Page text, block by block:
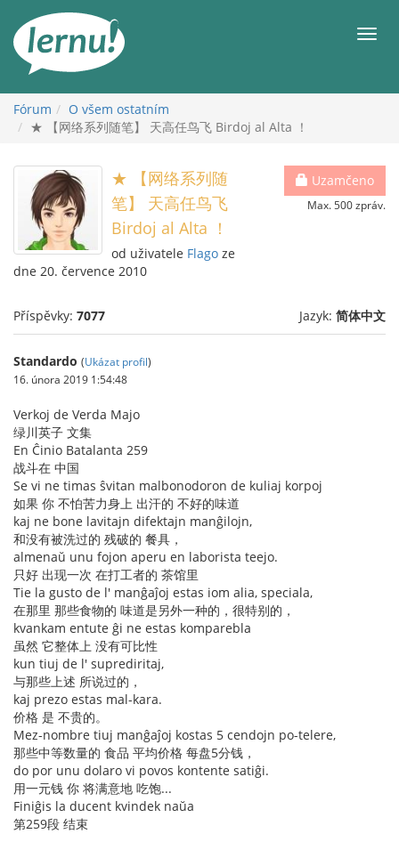
obsahu
Fórum
O všem ostatním
★ 【网络系列随笔】 天高任鸟飞 Birdoj al Alta ！
Uzamčeno
Max. 500 zpráv.
★ 【网络系列随
笔】 天高任鸟飞
Birdoj al Alta ！
od uživatele Flago ze
dne 20. července 2010
Příspěvky: 7077 Jazyk: 简体中文
Standardo (Ukázat profil)
16. února 2019 1:54:48
Verkoj de Verda Majo
绿川英子 文集
En Ĉinio Batalanta 259
战斗在 中国
Se vi ne timas ŝvitan malbonodoron de kuliaj korpoj
如果 你 不怕苦力身上 出汗的 不好的味道
kaj ne bone lavitajn difektajn manĝilojn,
和没有被洗过的 残破的 餐具，
almenaŭ unu fojon aperu en laborista teejo.
只好 出现一次 在打工者的 茶馆里
Tie la gusto de l' manĝaĵoj estas iom alia, speciala,
在那里 那些食物的 味道是另外一种的，很特别的，
kvankam entute ĝi ne estas komparebla
虽然 它整体上 没有可比性
kun tiuj de l' suprediritaj,
与那些上述 所说过的，
kaj prezo estas mal-kara.
价格 是 不贵的。
Mez-nombre tiuj manĝaĵoj kostas 5 cendojn po-telere,
那些中等数量的 食品 平均价格 每盘5分钱，
do por unu dolaro vi povos kontente satiĝi.
用一元钱 你 将满意地 吃饱...
Finiĝis la ducent kvindek naŭa
第259段 结束